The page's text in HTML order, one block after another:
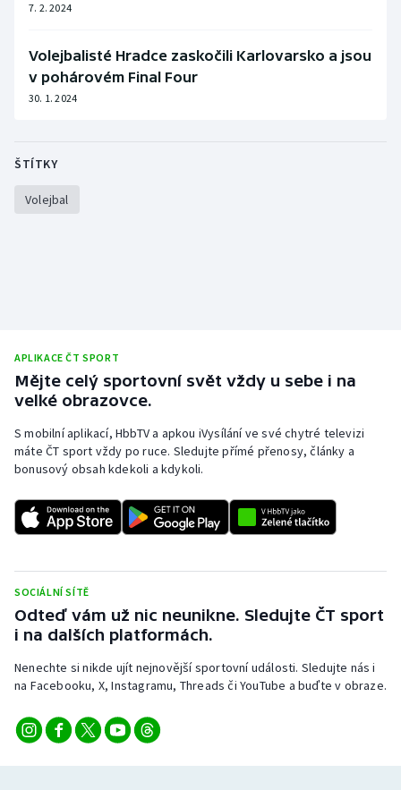
7. 2. 2024
Volejbalisté Hradce zaskočili Karlovarsko a jsou
v pohárovém Final Four
30. 1. 2024
ŠTÍTKY
Volejbal
APLIKACE ČT SPORT
Mějte celý sportovní svět vždy u sebe i na
velké obrazovce.
S mobilní aplikací, HbbTV a apkou iVysílání ve své chytré televizi
máte ČT sport vždy po ruce. Sledujte přímé přenosy, články a
bonusový obsah kdekoli a kdykoli.
SOCIÁLNÍ SÍTĚ
Odteď vám už nic neunikne. Sledujte ČT sport
i na dalších platformách.
Nenechte si nikde ujít nejnovější sportovní události. Sledujte nás i
na Facebooku, X, Instagramu, Threads či YouTube a buďte v obraze.